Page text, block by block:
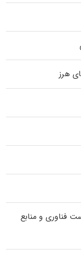
هرز
فناوری و منابع